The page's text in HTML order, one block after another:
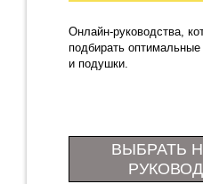
Онлайн-руководства,
подбирать
и подушки.
ВЫБРАТЬ